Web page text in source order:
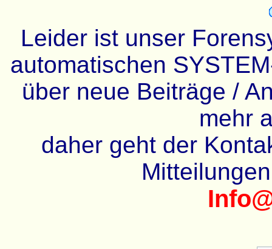
Leider ist unser
automatischen
über neue Beiträge /
mehr
daher geht der